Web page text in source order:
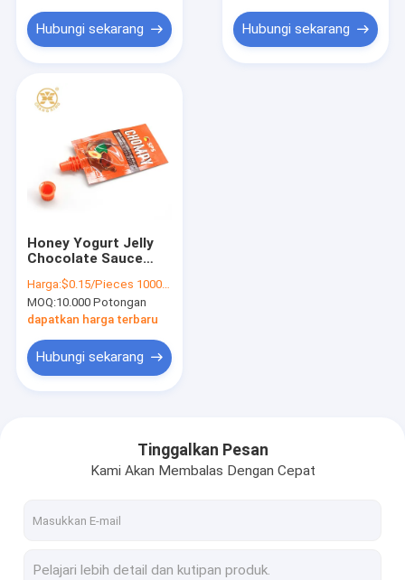
Produk
Tentang Kami
tur pabrik
Berita
Kasus
Permintaan Penawaran
Tas Kemasan Kopi
Hubungi sekarang Hubungi sekarang
Honey Yogurt Jelly
Chocolate Sauce
with Spout
Harga:$0.15/Pieces 10000-99999 Pieces
MOQ:10.000 Potongan
dapatkan harga terbaru
Hubungi sekarang
Tinggalkan Pesan
Kami Akan Membalas Dengan Cepat